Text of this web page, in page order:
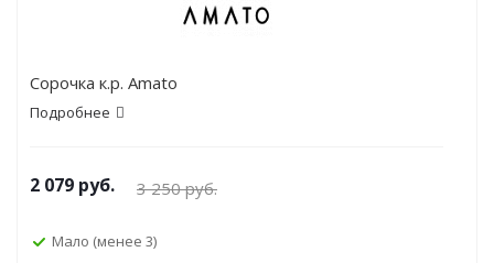
Сорочка к.р. Amato
Подробнее
3 250руб.
2 079 руб.
Мало (менее 3)